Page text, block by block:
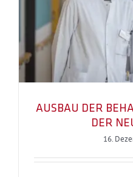
AUSBAU DER
DER
16.